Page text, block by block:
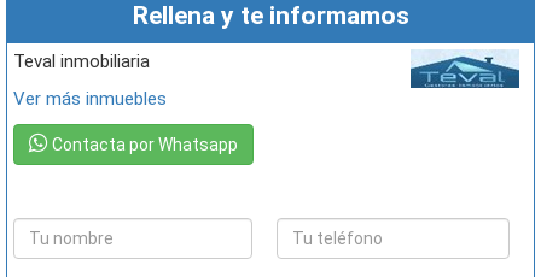
Rellena y te informamos
teval inmobiliaria
Ver más inmuebles
Contacta por Whatsapp